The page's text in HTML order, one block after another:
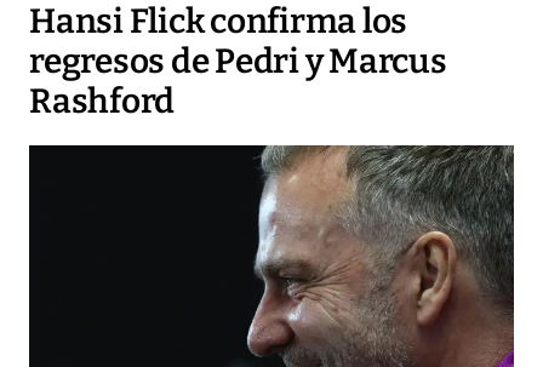
Hansi Flick confirma los
regresos de Pedri y Marcus
Rashford